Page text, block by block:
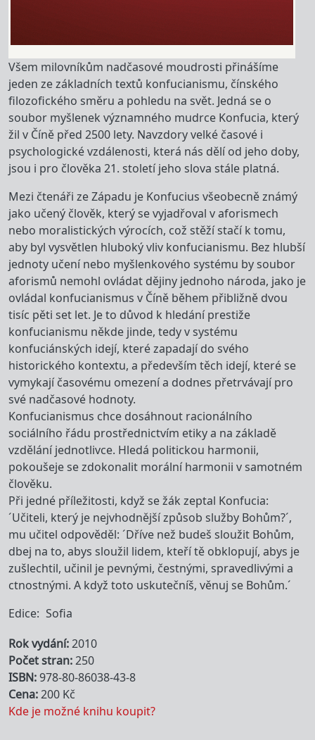
Všem milovníkům nadčasové moudrosti přinášíme
jeden ze základních textů konfucianismu, čínského
filozofického směru a pohledu na svět. Jedná se o
soubor myšlenek významného mudrce Konfucia, který
žil v Číně před 2500 lety. Navzdory velké časové i
psychologické vzdálenosti, která nás dělí od jeho doby,
jsou i pro člověka 21. století jeho slova stále platná.
Mezi čtenáři ze Západu je Konfucius všeobecně známý
jako učený člověk, který se vyjadřoval v aforismech
nebo moralistických výrocích, což stěží stačí k tomu,
aby byl vysvětlen hluboký vliv konfucianismu. Bez hlubší
jednoty učení nebo myšlenkového systému by soubor
aforismů nemohl ovládat dějiny jednoho národa, jako je
ovládal konfucianismus v Číně během přibližně dvou
tisíc pěti set let. Je to důvod k hledání prestiže
konfucianismu někde jinde, tedy v systému
konfuciánských idejí, které zapadají do svého
historického kontextu, a především těch idejí, které se
vymykají časovému omezení a dodnes přetrvávají pro
své nadčasové hodnoty.
Konfucianismus chce dosáhnout racionálního
sociálního řádu prostřednictvím etiky a na základě
vzdělání jednotlivce. Hledá politickou harmonii,
pokoušeje se zdokonalit morální harmonii v samotném
člověku.
Při jedné příležitosti, když se žák zeptal Konfucia:
´Učiteli, který je nejvhodnější způsob služby Bohům?´,
mu učitel odpověděl: ´Dříve než budeš sloužit Bohům,
dbej na to, abys sloužil lidem, kteří tě obklopují, abys je
zušlechtil, učinil je pevnými, čestnými, spravedlivými a
ctnostnými. A když toto uskutečníš, věnuj se Bohům.´
Edice Sofia
Rok vydání 2010
Počet stran 250
ISBN 978-80-86038-43-8
Cena 200 Kč
Kde je možné knihu koupit?